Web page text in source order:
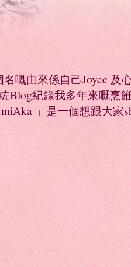
名嘅由來係自己Joyce
Blog紀錄我多年來嘅烹
」是一個想跟大家